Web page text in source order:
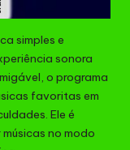
simples e
sonora
o programa
favoritas em
Ele é
no modo